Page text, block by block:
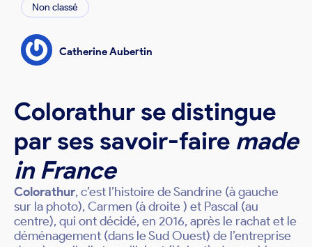
Non classé
Catherine Aubertin
Colorathur se distingue
par ses savoir-faire made
in France
Colorathur, c’est l’histoire de Sandrine (à gauche
sur la photo), Carmen (à droite ) et Pascal (au
centre), qui ont décidé, en 2016, après le rachat et le
déménagement (dans le Sud Ouest) de l’entreprise